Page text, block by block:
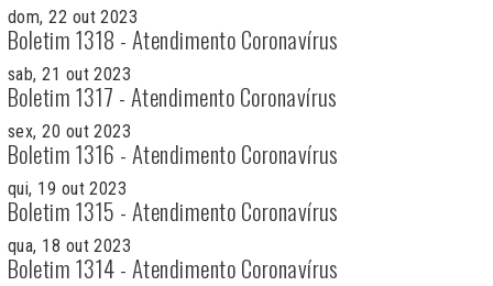
dom, 22 out 2023
Boletim 1318 - Atendimento Coronavírus
sab, 21 out 2023
Boletim 1317 - Atendimento Coronavírus
sex, 20 out 2023
Boletim 1316 - Atendimento Coronavírus
qui, 19 out 2023
Boletim 1315 - Atendimento Coronavírus
qua, 18 out 2023
Boletim 1314 - Atendimento Coronavírus